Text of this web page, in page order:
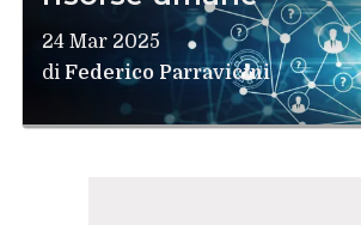
24 Mar 2025
di Federico Parravicini